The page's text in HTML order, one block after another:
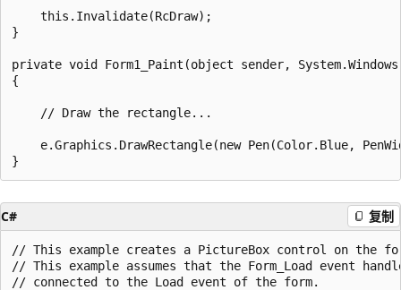
    this.Invalidate(RcDraw);
}
private void Form1_Paint(object sender,
{
    // Draw the rectangle...
e.Graphics.DrawRectangle(new Pen(Color.Blue,
C# 复制
// This example creates a PictureBox control on the
// This example assumes that the Form_Load event
// connected to the Load event of the form.